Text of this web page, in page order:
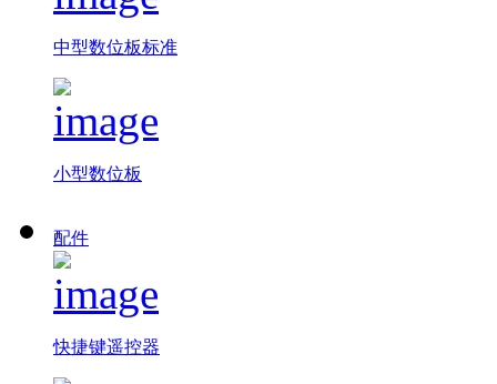
中型数位板标准
小型数位板
配件
快捷键遥控器